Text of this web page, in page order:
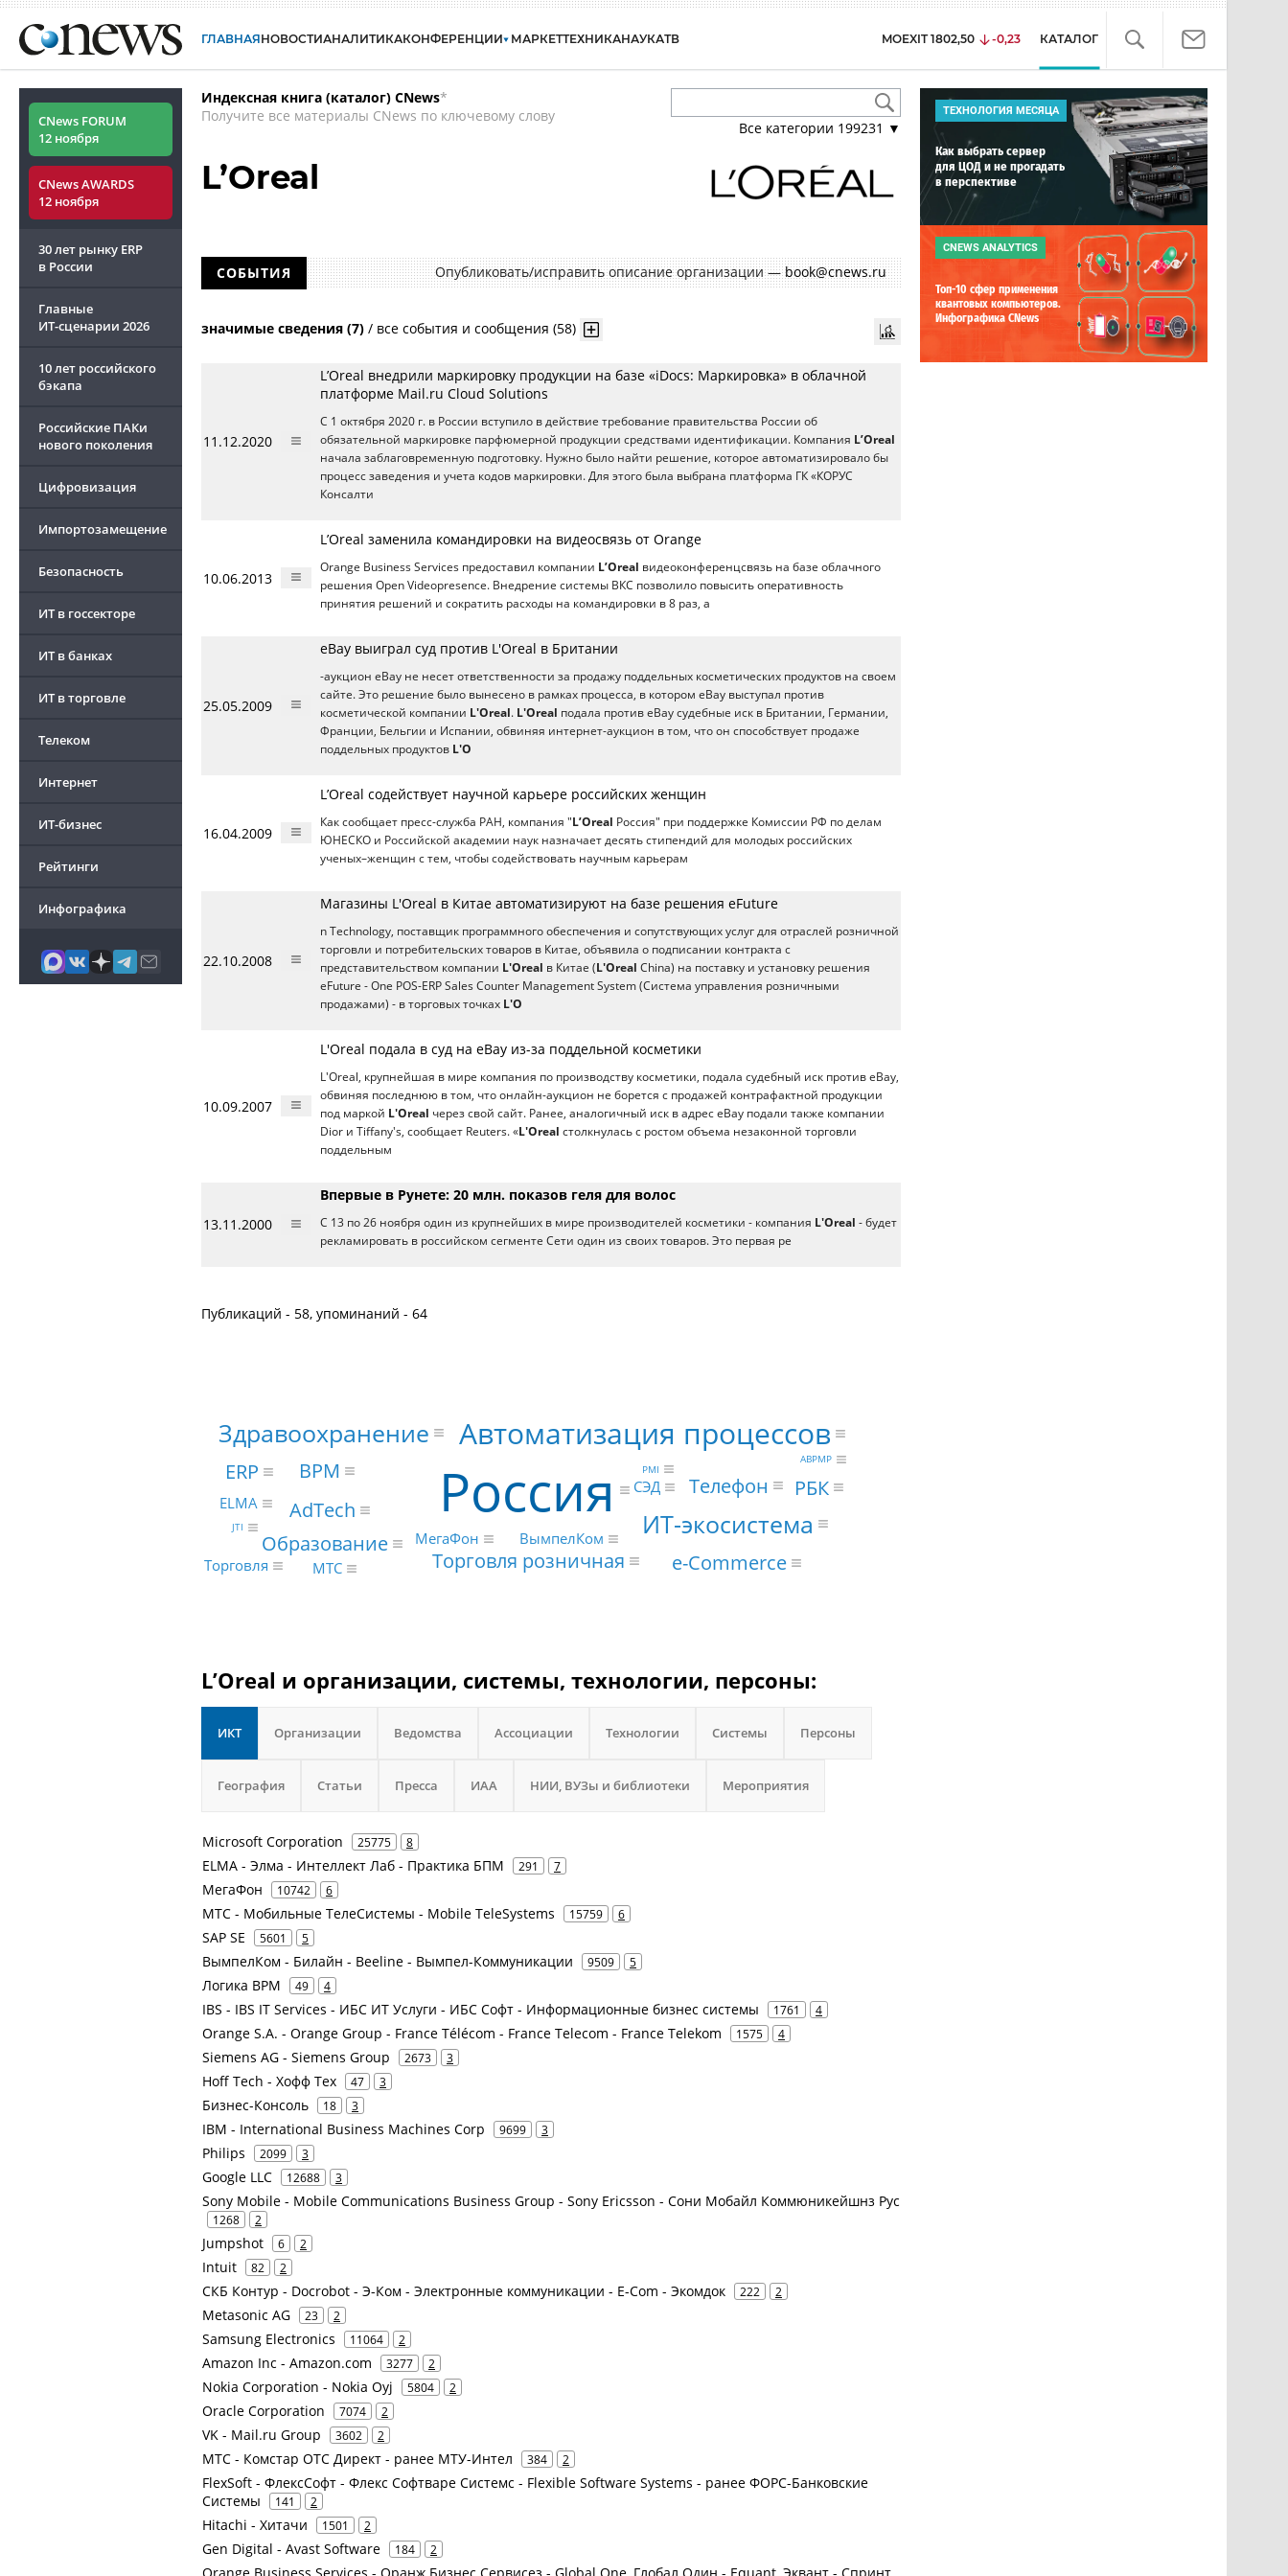
ГЛАВНАЯНОВОСТИАНАЛИТИКАКОНФЕРЕНЦИИ МАРКЕТТЕХНИКАНАУКАТВ MOEXIT 1802,50 -0,23 КАТАЛОГ
CNews FORUM
12 ноября
CNews AWARDS
12 ноября
30 лет рынку ERP
в России
Главные
ИТ-сценарии 2026
10 лет российского
бэкапа
Российские ПАКи
нового поколения
Цифровизация
Импортозамещение
Безопасность
ИТ в госсекторе
ИТ в банках
ИТ в торговле
Телеком
Интернет
ИТ-бизнес
Рейтинги
Инфографика
Индексная книга (каталог) CNews*
Получите все материалы CNews по ключевому слову
Все категории 199231 ▼
L’Oreal
СОБЫТИЯ Опубликовать/исправить описание организации —book@cnews.ru
значимые сведения (7) / все события и сообщения (58)
11.12.2020
L’Oreal внедрили маркировку продукции на базе «iDocs: Маркировка» в облачной
платформе Mail.ru Cloud Solutions
С 1 октября 2020 г. в России вступило в действие требование правительства России об
обязательной маркировке парфюмерной продукции средствами идентификации. Компания L’Oreal
начала заблаговременную подготовку. Нужно было найти решение, которое автоматизировало бы
процесс заведения и учета кодов маркировки. Для этого была выбрана платформа ГК «КОРУС
Консалти
10.06.2013
L’Oreal заменила командировки на видеосвязь от Orange
Orange Business Services предоставил компании L’Oreal видеоконференцсвязь на базе облачного
решения Open Videopresence. Внедрение системы ВКС позволило повысить оперативность
принятия решений и сократить расходы на командировки в 8 раз, а
25.05.2009
eBay выиграл суд против L'Oreal в Британии
-аукцион eBay не несет ответственности за продажу поддельных косметических продуктов на своем
сайте. Это решение было вынесено в рамках процесса, в котором eBay выступал против
косметической компании L'Oreal. L'Oreal подала против eBay судебные иск в Британии, Германии,
Франции, Бельгии и Испании, обвиняя интернет-аукцион в том, что он способствует продаже
поддельных продуктов L'O
16.04.2009
L’Oreal содействует научной карьере российских женщин
Как сообщает пресс-служба РАН, компания "L’Oreal Россия" при поддержке Комиссии РФ по делам
ЮНЕСКО и Российской академии наук назначает десять стипендий для молодых российских
ученых–женщин с тем, чтобы содействовать научным карьерам
22.10.2008
Магазины L'Oreal в Китае автоматизируют на базе решения eFuture
n Technology, поставщик программного обеспечения и сопутствующих услуг для отраслей розничной
торговли и потребительских товаров в Китае, объявила о подписании контракта с
представительством компании L'Oreal в Китае (L'Oreal China) на поставку и установку решения
eFuture - One POS-ERP Sales Counter Management System (Система управления розничными
продажами) - в торговых точках L'O
10.09.2007
L'Oreal подала в суд на eBay из-за поддельной косметики
L'Oreal, крупнейшая в мире компания по производству косметики, подала судебный иск против eBay,
обвиняя последнюю в том, что онлайн-аукцион не борется с продажей контрафактной продукции
под маркой L'Oreal через свой сайт. Ранее, аналогичный иск в адрес eBay подали также компании
Dior и Tiffany's, сообщает Reuters. «L'Oreal столкнулась с ростом объема незаконной торговли
поддельным
13.11.2000
Впервые в Рунете: 20 млн. показов геля для волос
С 13 по 26 ноября один из крупнейших в мире производителей косметики - компания L'Oreal - будет
рекламировать в российском сегменте Сети один из своих товаров. Это первая ре
Публикаций - 58, упоминаний - 64
Россия
Автоматизация процессов
Здравоохранение
ИТ-экосистема
Телефон
BPM
AdTech
Образование
Торговля розничная e-Commerce
РБК
ERP
ELMA
СЭД
Торговля
МегаФон
МТС
ВымпелКом
PMI
JTI
ABPMP
L’Oreal и организации, системы, технологии, персоны:
ИКТ Организации Ведомства Ассоциации Технологии Системы Персоны
География Статьи Пресса ИАА НИИ, ВУЗы и библиотеки Мероприятия
Microsoft Corporation 25775 8
ELMA - Элма - Интеллект Лаб - Практика БПМ 291 7
МегаФон 10742 6
МТС - Мобильные ТелеСистемы - Mobile TeleSystems 15759 6
SAP SE 5601 5
ВымпелКом - Билайн - Beeline - Вымпел-Коммуникации 9509 5
Логика BPM 49 4
IBS - IBS IT Services - ИБС ИТ Услуги - ИБС Софт - Информационные бизнес системы 1761 4
Orange S.A. - Orange Group - France Télécom - France Telecom - France Telekom 1575 4
Siemens AG - Siemens Group 2673 3
Hoff Tech - Хофф Тех 47 3
Бизнес-Консоль 18 3
IBM - International Business Machines Corp 9699 3
Philips 2099 3
Google LLC 12688 3
Sony Mobile - Mobile Communications Business Group - Sony Ericsson - Сони Мобайл Коммюникейшнз Рус
1268 2
Jumpshot 6 2
Intuit 82 2
СКБ Контур - Docrobot - Э-Ком - Электронные коммуникации - E-Com - Экомдок 222 2
Metasonic AG 23 2
Samsung Electronics 11064 2
Amazon Inc - Amazon.com 3277 2
Nokia Corporation - Nokia Oyj 5804 2
Oracle Corporation 7074 2
VK - Mail.ru Group 3602 2
МТС - Комстар ОТС Директ - ранее МТУ-Интел 384 2
FlexSoft - ФлексСофт - Флекс Софтваре Системс - Flexible Software Systems - ранее ФОРС-Банковские
Системы
141 2
Hitachi - Хитачи 1501 2
Gen Digital - Avast Software 184 2
ТЕХНОЛОГИЯ МЕСЯЦА
Как выбрать сервер
для ЦОД и не прогадать
в перспективе
CNEWS ANALYTICS
Топ-10 сфер применения
квантовых компьютеров.
Инфографика CNews